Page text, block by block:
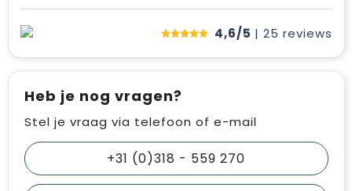
4,6/5 | 25 reviews
Heb je nog vragen?
Stel je vraag via telefoon of e-mail
+31 (0)318 - 559 270